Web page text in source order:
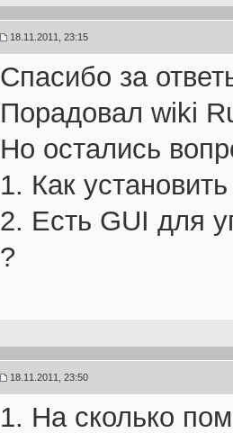
18.11.2011, 23:15
Спасибо за
Порадовал wiki
Но остались
1. Как
2. Есть GUI для
?
18.11.2011, 23:50
1. На сколько